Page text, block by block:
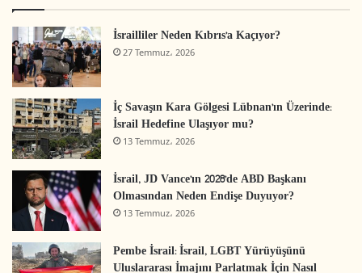
Necef halkının temel hakları üzerindeki
doğrudan sonuçlarını görünür kılan açıklayıcı bir
örnek niteliği taşımaktadır.
Necef ’te Tarihsel ve Siyasal
Süreklilik: Nekbe’den Zorlayıcı
Hukuk Politikalarına
(Enforcement)
Necef (Nakab) bölgesi, 1948’den bu yana; toprak
İsrailliler Neden Kıbrıs’a Kaçıyor?
27 Temmuz، 2026
İç Savaşın Kara Gölgesi Lübnan’ın Üzerinde:
İsrail Hedefine Ulaşıyor mu?
13 Temmuz، 2026
İsrail, JD Vance’ın 2028’de ABD Başkanı
Olmasından Neden Endişe Duyuyor?
13 Temmuz، 2026
Pembe İsrail: İsrail, LGBT Yürüyüşünü
Uluslararası İmajını Parlatmak İçin Nasıl